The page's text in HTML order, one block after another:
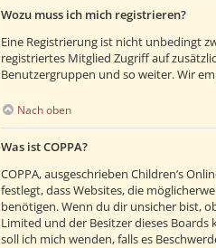
Wozu muss ich mich registrieren?
Eine Registrierung ist nicht unbedingt
registriertes Mitglied Zugriff auf
Benutzergruppen und so weiter. Wir
Nach oben
Was ist COPPA?
COPPA, ausgeschrieben Children’s
festlegt, dass Websites, die
benötigen. Wenn du dir unsicher bist,
Limited und der Besitzer dieses
soll ich mich wenden, falls es